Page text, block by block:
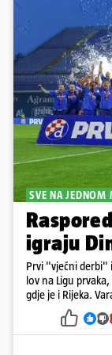
SVE NA JEDNOM
igraju
Prvi "vječni derbi"
lov na Ligu
gdje je i Rijeka.